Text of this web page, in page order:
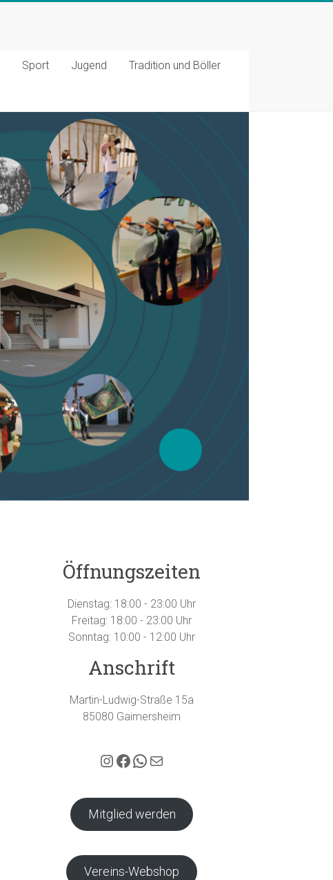
Sport Jugend Tradition und Böller
Öffnungszeiten
Dienstag: 18:00 - 23:00 Uhr
Freitag: 18:00 - 23:00 Uhr
Sonntag: 10:00 - 12:00 Uhr
Anschrift
Martin-Ludwig-Straße 15a
85080 Gaimersheim
Hubertus Gaimersheim auf Instagram
Facebook
WhatsApp
E-Mail
Mitglied werden
Vereins-Webshop